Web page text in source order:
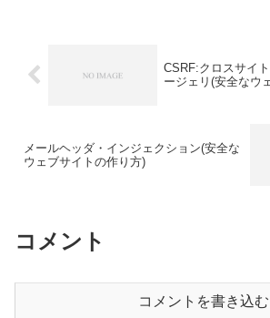
CSRF:クロスサイ
ージェリ(安全なウ
メールヘッダ・インジェクション(安全な
ウェブサイトの作り方)
コメント
コメントを書き込む